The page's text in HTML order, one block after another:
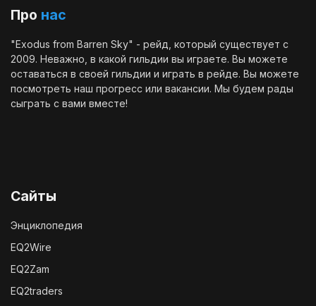
Про нас
"Exodus from Barren Sky" - рейд, который существует с
2009. Неважно, в какой гильдии вы играете. Вы можете
оставаться в своей гильдии и играть в рейде. Вы можете
посмотреть наш прогресс или вакансии. Мы будем рады
сыграть с вами вместе!
Сайты
Энциклопедия
EQ2Wire
EQ2Zam
EQ2traders